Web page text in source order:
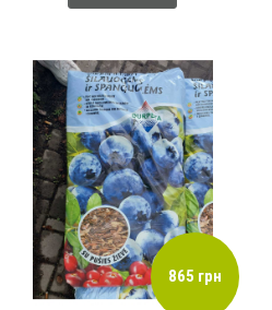
865 грн